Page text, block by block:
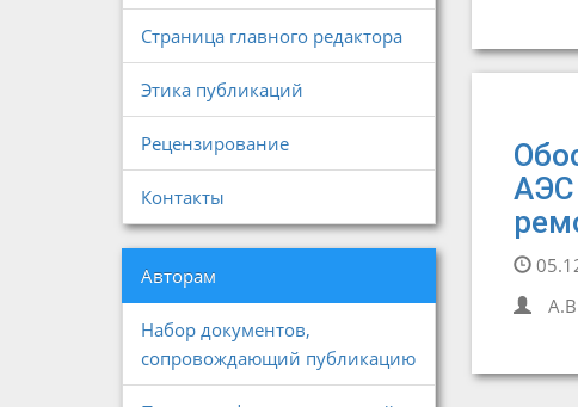
Страница главного редактора
Этика публикаций
Рецензирование
Контакты
Авторам
Набор документов,
сопровождающий публикацию
АЭС